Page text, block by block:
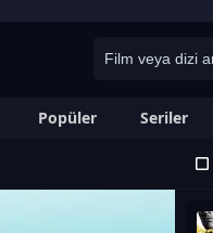
Popüler Seriler